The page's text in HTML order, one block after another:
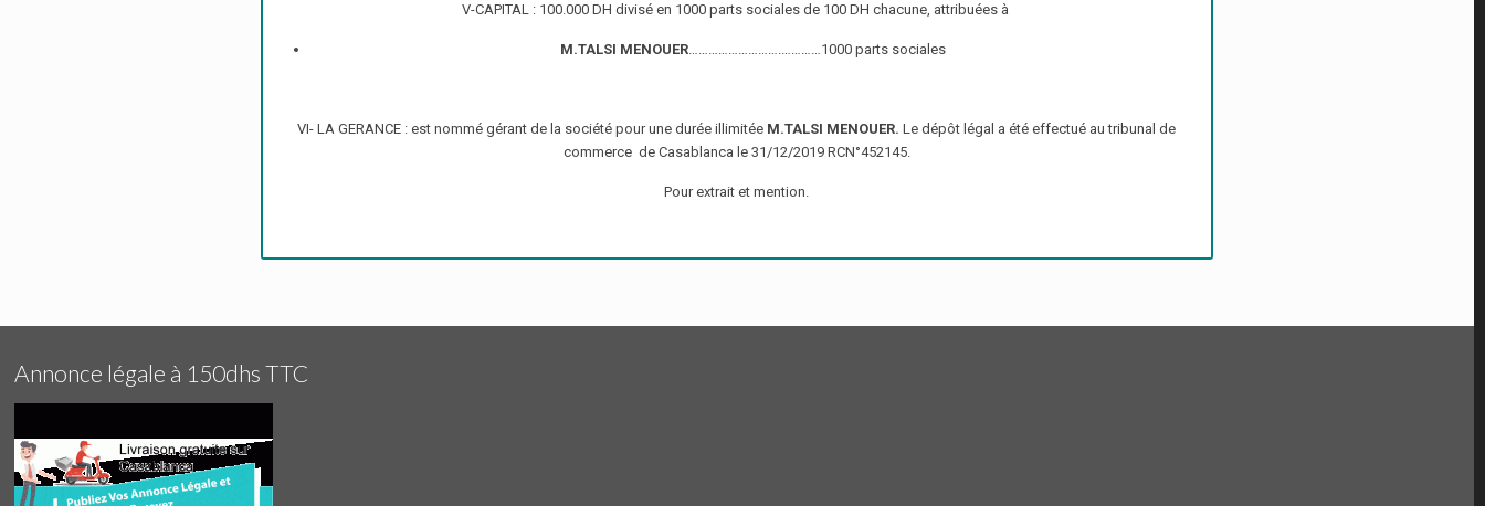
V-CAPITAL : 100.000 DH divisé en 1000 parts sociales de 100 DH chacune, attribuées à
M.TALSI MENOUER……………………….…………1000 parts sociales
VI- LA GERANCE : est nommé gérant de la société pour une durée illimitée M.TALSI MENOUER. Le dépôt légal a été effectué au tribunal de
commerce de Casablanca le 31/12/2019 RCN°452145.
Pour extrait et mention.
Annonce légale à 150dhs TTC